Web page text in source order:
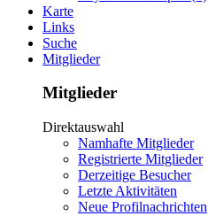
Karte
Links
Suche
Mitglieder
Mitglieder
Direktauswahl
Namhafte Mitglieder
Registrierte Mitglieder
Derzeitige Besucher
Letzte Aktivitäten
Neue Profilnachrichten